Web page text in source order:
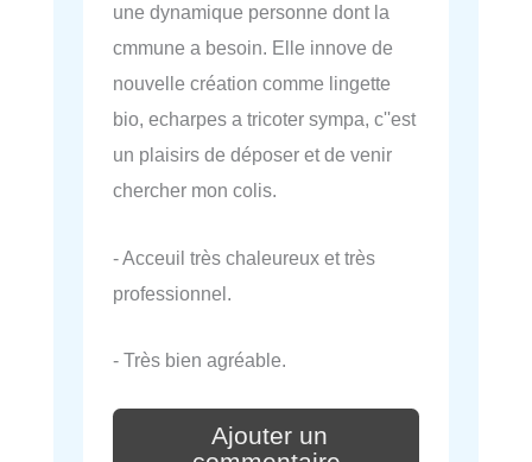
une dynamique personne dont la
cmmune a besoin. Elle innove de
nouvelle création comme lingette
bio, echarpes a tricoter sympa, c''est
un plaisirs de déposer et de venir
chercher mon colis.
- Acceuil très chaleureux et très
professionnel.
- Très bien agréable.
Ajouter un